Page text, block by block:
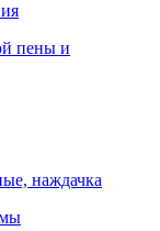
пены и
наждачка